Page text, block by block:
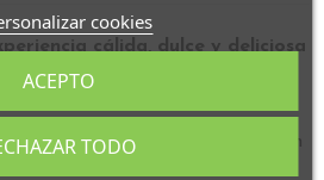
cálida, dulce y deliciosa
tostada, matices dulces y un
un final aterciopelado y muy
cookies
TODO
ACEPTO